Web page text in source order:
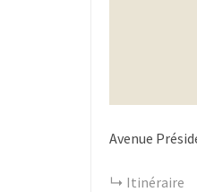
Avenue
Itinéraire